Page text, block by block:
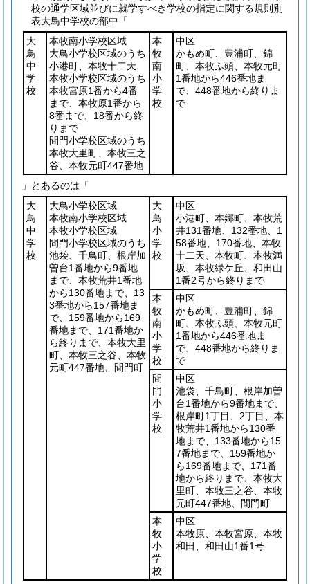
校の通学区域並びに就学すべき学校の指定に関する規則別
表大鳥中学校の部中「
大
鳥
中
学
校
本牧南小学校区域
大鳥小学校区域のうち
小港町、本牧十二天
本牧小学校区域のうち
本牧宮原1番から4番
まで、本牧原1番から
8番まで、18番から終
りまで
間門小学校区域のうち
本牧大里町、本牧三之
谷、本牧元町447番地
本
牧
南
小
学
校
中区
かもめ町、豊浦町、錦
町、本牧ふ頭、本牧元町
1番地から446番地ま
で、448番地から終りま
で
」とあるのは「
大
鳥
中
学
校
大鳥小学校区域
本牧南小学校区域
本牧小学校区域
間門小学校区域のうち
池袋、千鳥町、根岸加
曽台1番地から9番地
まで、本牧荒井1番地
から130番地まで、13
3番地から157番地ま
で、159番地から169
番地まで、171番地か
ら終りまで、本牧大里
町、本牧三之谷、本牧
元町447番地、間門町
大
鳥
小
学
校
中区
小港町、本郷町、本牧荒
井131番地、132番地、1
58番地、170番地、本牧
十二天、本牧町、本牧満
坂、本牧緑ケ丘、和田山
1番2号から終りまで
本
牧
南
小
学
校
中区
かもめ町、豊浦町、錦
町、本牧ふ頭、本牧元町
1番地から446番地ま
で、448番地から終りま
で
間
門
小
学
校
中区
池袋、千鳥町、根岸加曽
台1番地から9番地まで、
根岸町1丁目、2丁目、本
牧荒井1番地から130番
地まで、133番地から15
7番地まで、159番地か
ら169番地まで、171番
地から終りまで、本牧大
里町、本牧三之谷、本牧
元町447番地、間門町
本
牧
小
学
校
中区
本牧原、本牧宮原、本牧
和田、和田山1番1号